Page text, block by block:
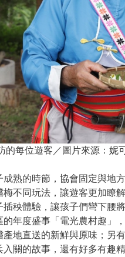
的每位遊客／圖片來源：妮
熟的時節，協會固定與地
不同玩法，讓遊客更加瞭
秧體驗，讓孩子們彎下腰
年度盛事「電光農村趣」
地直送的新鮮與原味；另
關的故事，還有好多有趣